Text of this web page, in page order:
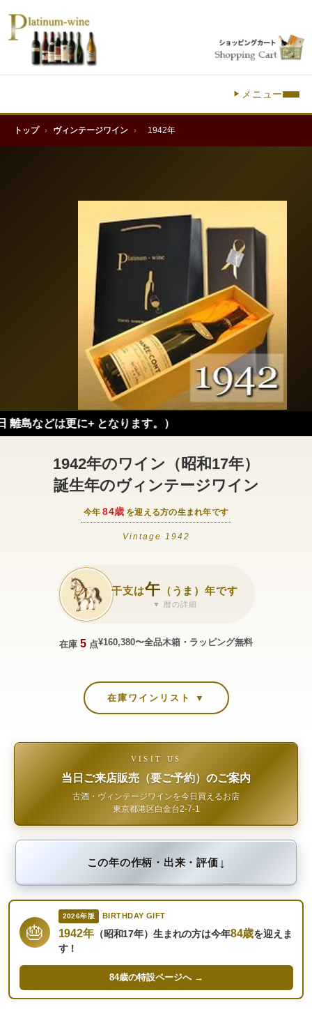
メニュー
トップ › ヴィンテージワイン › 1942年
は更に+ となります。）
1942年のワイン（昭和17年）
誕生年のヴィンテージワイン
今年 84歳 を迎える方の生まれ年です
Vintage 1942
干支は午 （うま）年です
▼ 暦の詳細
在庫 5 点¥160,380〜全品木箱・ラッピング無料
在庫ワインリスト ▼
VISIT US
当日ご来店販売（要ご予約）のご案内
古酒・ヴィンテージワインを今日買えるお店
東京都港区白金台2-7-1
この年の作柄・出来・評価↓
🎂
2026年版 BIRTHDAY GIFT
1942年（昭和17年）生まれの方は今年84歳を迎えま
す！
84歳の特設ページへ →